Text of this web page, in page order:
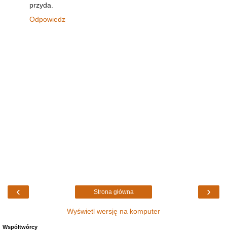
przyda.
Odpowiedz
‹ ›
Strona główna
Wyświetl wersję na komputer
Współtwórcy